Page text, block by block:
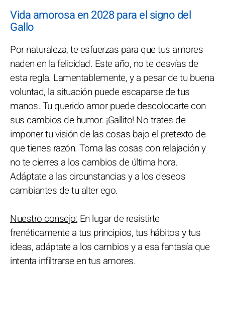
Vida amorosa en 2028 para el signo del
Gallo
Por naturaleza, te esfuerzas para que tus amores
naden en la felicidad. Este año, no te desvías de
esta regla. Lamentablemente, y a pesar de tu buena
voluntad, la situación puede escaparse de tus
manos. Tu querido amor puede descolocarte con
sus cambios de humor. ¡Gallito! No trates de
imponer tu visión de las cosas bajo el pretexto de
que tienes razón. Toma las cosas con relajación y
no te cierres a los cambios de última hora.
Adáptate a las circunstancias y a los deseos
cambiantes de tu alter ego.
Nuestro consejo: En lugar de resistirte
frenéticamente a tus principios, tus hábitos y tus
ideas, adáptate a los cambios y a esa fantasía que
intenta infiltrarse en tus amores.